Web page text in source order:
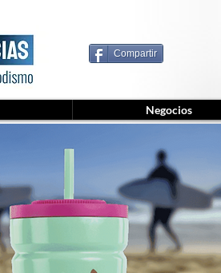
Compartir
Negocios